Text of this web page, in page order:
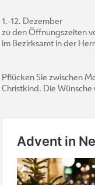
1.-12. Dezember
zu den Öffnungszeiten
im Bezirksamt in der
Pflücken Sie zwischen
Christkind. Die